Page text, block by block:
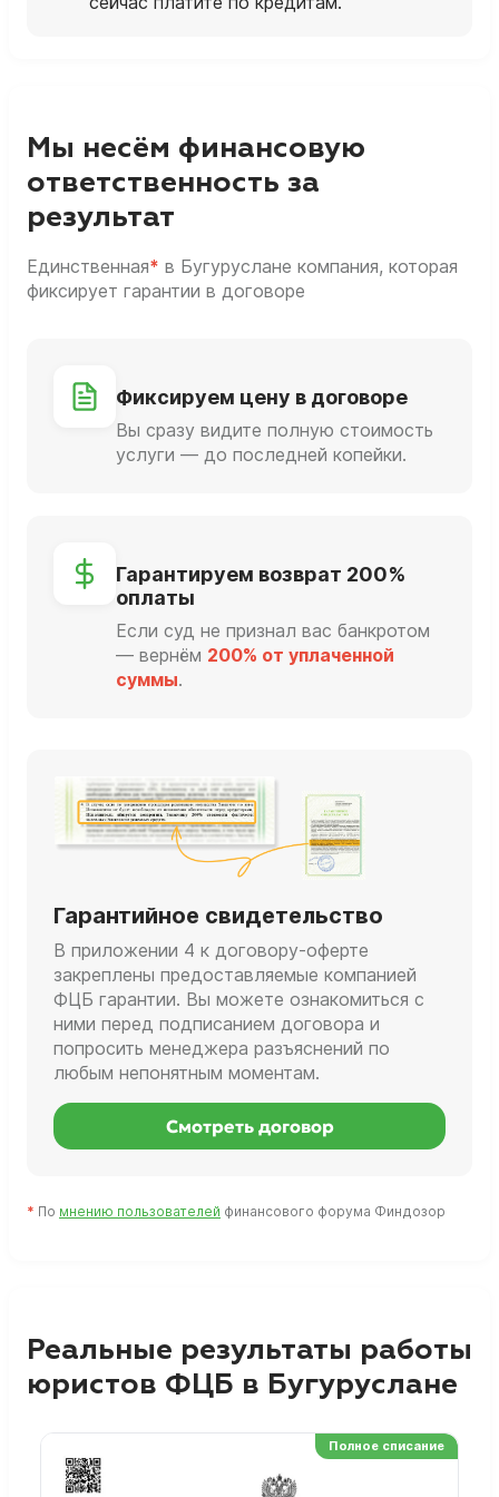
Мы несём финансовую
ответственность за
результат
Единственная* в Бугуруслане компания, которая
фиксирует гарантии в договоре
Фиксируем цену в договоре
Вы сразу видите полную стоимость
услуги — до последней копейки.
Гарантируем возврат 200%
оплаты
Если суд не признал вас банкротом
— вернём 200% от уплаченной
суммы.
Гарантийное свидетельство
В приложении 4 к договору-оферте
закреплены предоставляемые компанией
ФЦБ гарантии. Вы можете ознакомиться с
ними перед подписанием договора и
попросить менеджера разъяснений по
любым непонятным моментам.
Смотреть договор
* По мнению пользователей финансового форума Финдозор
Реальные результаты работы
юристов ФЦБ в Бугуруслане
Полное списание